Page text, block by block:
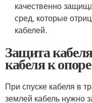
качественно
сред, которые
кабелей.
Защита
кабеля к опоре
При спуске кабеля в
землей кабель нужно